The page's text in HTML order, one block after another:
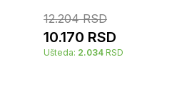
12.204 RSD
10.170 RSD
Ušteda: 2.034 RSD